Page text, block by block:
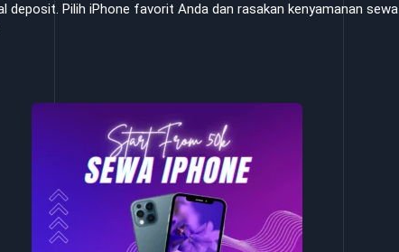
deposit. Pilih iPhone favorit Anda dan rasakan kenyamanan sewa